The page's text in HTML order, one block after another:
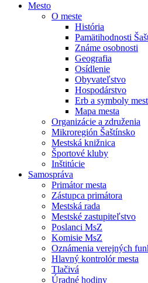
Mesto
O meste
História
Pamätihodnosti
Známe osobnosti
Geografia
Osídlenie
Obyvateľstvo
Hospodárstvo
Erb a symboly
Mapa mesta
Organizácie a združenia
Mikroregión Šaštínsko
Mestská knižnica
Športové kluby
Inštitúcie
Samospráva
Primátor mesta
Zástupca primátora
Mestská rada
Mestské zastupiteľstvo
Poslanci MsZ
Komisie MsZ
Oznámenia verejných
Hlavný kontrolór mesta
Tlačivá
Úradné hodiny